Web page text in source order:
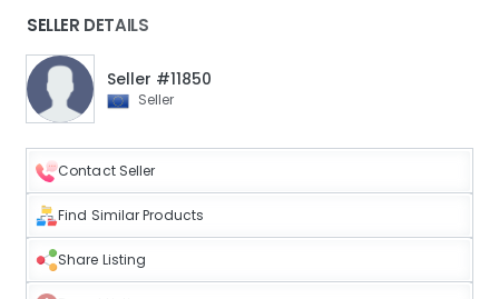
SELLER DETAILS
Seller #11850
Seller
Contact Seller
Find Similar Products
Share Listing